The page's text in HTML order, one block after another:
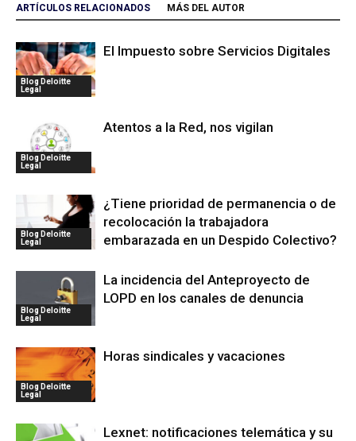
ARTÍCULOS RELACIONADOS MÁS DEL AUTOR
Blog Deloitte
Legal
El Impuesto sobre Servicios Digitales
Blog Deloitte
Legal
Atentos a la Red, nos vigilan
Blog Deloitte
Legal
¿Tiene prioridad de permanencia o de
recolocación la trabajadora
embarazada en un Despido Colectivo?
Blog Deloitte
Legal
La incidencia del Anteproyecto de
LOPD en los canales de denuncia
Blog Deloitte
Legal
Horas sindicales y vacaciones
Lexnet: notificaciones telemática y su